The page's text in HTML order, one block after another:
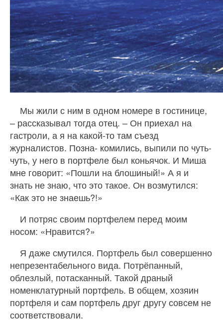
Мы жили с ним в одном номере в гостинице,
– рассказывал тогда отец. – Он приехал на
гастроли, а я на какой-то там съезд
журналистов. Позна- комились, выпили по чуть-
чуть, у него в портфеле был коньячок. И Миша
мне говорит: «Пошли на блошиный!» А я и
знать не знаю, что это такое. Он возмутился:
«Как это не знаешь?!»
И потряс своим портфелем перед моим
носом: «Нравится?»
Я даже смутился. Портфель был совершенно
непрезентабельного вида. Потрёпанный,
облезлый, потасканный. Такой драный
номенклатурный портфель. В общем, хозяин
портфеля и сам портфель друг другу совсем не
соответствовали.